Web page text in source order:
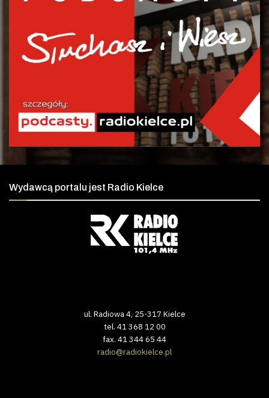
Wydawcą portalu jest Radio Kielce
ul. Radiowa 4, 25-317 Kielce
tel. 41 368 12 00
fax. 41 344 65 44
radio@radiokielce.pl